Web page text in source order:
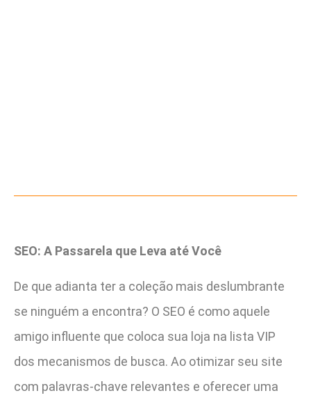
SEO: A Passarela que Leva até Você
De que adianta ter a coleção mais deslumbrante
se ninguém a encontra? O SEO é como aquele
amigo influente que coloca sua loja na lista VIP
dos mecanismos de busca. Ao otimizar seu site
com palavras-chave relevantes e oferecer uma